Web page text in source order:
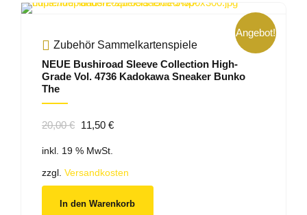
Angebot!
Zubehör Sammelkartenspiele
NEUE Bushiroad Sleeve Collection High-
Grade Vol. 4736 Kadokawa Sneaker Bunko
The
20,00€ Ursprünglicher
war:
20,00 €
11,50 €Aktueller
11,50 €.
inkl. 19 % MwSt.
zzgl. Versandkosten
In den Warenkorb